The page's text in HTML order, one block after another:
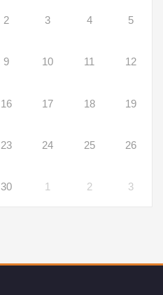
2 3 4 5
9 10 11 12
16 17 18 19
23 24 25 26
30 1 2 3